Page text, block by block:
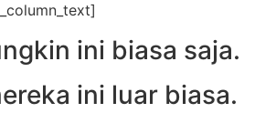
ini biasa saja.
ini luar biasa.